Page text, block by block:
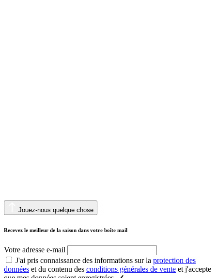
Jouez-nous quelque chose
Recevez le meilleur de la saison dans votre boîte mail
Votre adresse e-mail
J'ai pris connaissance des informations sur la protection des
données et du contenu des conditions générales de vente et j'accepte